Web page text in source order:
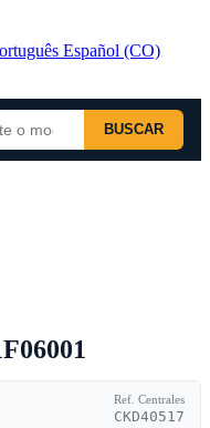
Español (CO)
BUSCAR
Ref. Centrales
CKD40517